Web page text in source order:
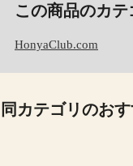
この商品のカテ
HonyaClub.com
同カテゴリのお